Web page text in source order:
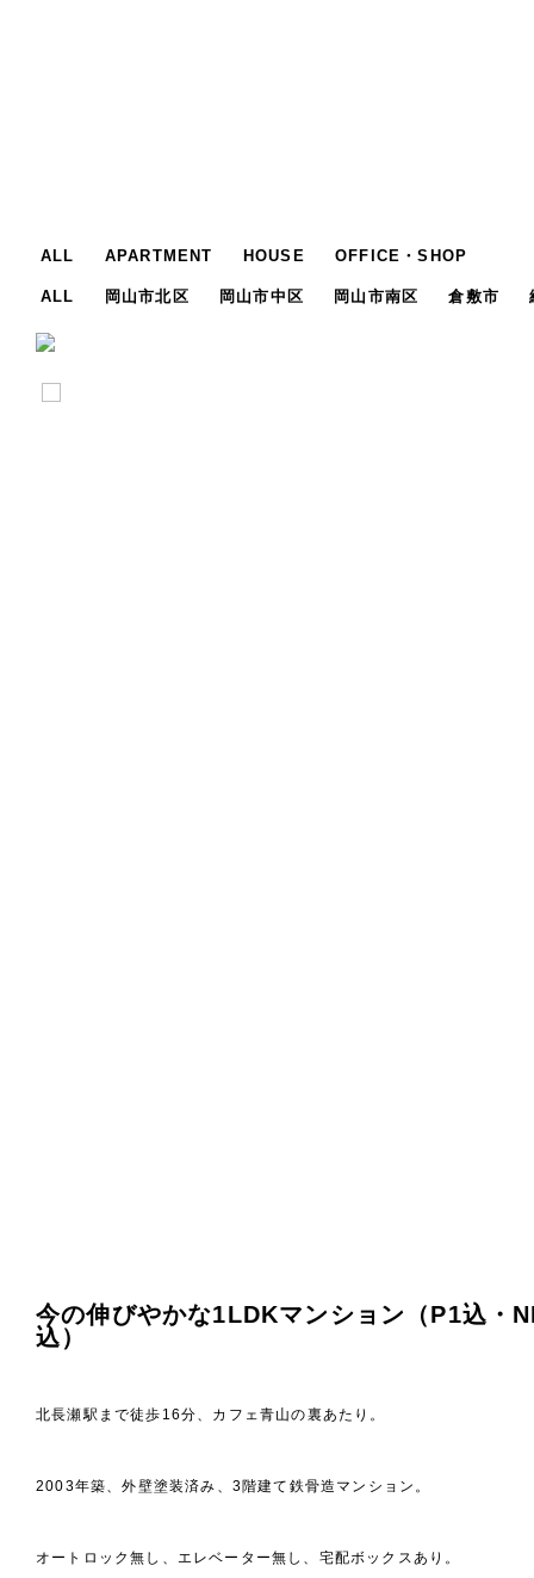
ALL APARTMENT HOUSE OFFICE・SHOP
ALL 岡山市北区 岡山市中区 岡山市南区 倉敷市
今の伸びやかな1LDKマンション（P1込・
込）
北長瀬駅まで徒歩16分、カフェ青山の裏あたり。
2003年築、外壁塗装済み、3階建て鉄骨造マンション。
オートロック無し、エレベーター無し、宅配ボックスあり。